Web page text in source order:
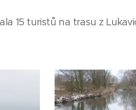
15 turistů na trasu z